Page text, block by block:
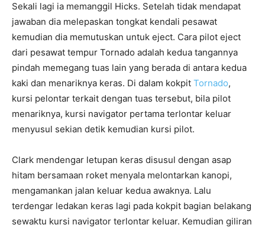
Sekali lagi ia memanggil Hicks. Setelah tidak mendapat
jawaban dia melepaskan tongkat kendali pesawat
kemudian dia memutuskan untuk eject. Cara pilot eject
dari pesawat tempur Tornado adalah kedua tangannya
pindah memegang tuas lain yang berada di antara kedua
kaki dan menariknya keras. Di dalam kokpit Tornado,
kursi pelontar terkait dengan tuas tersebut, bila pilot
menariknya, kursi navigator pertama terlontar keluar
menyusul sekian detik kemudian kursi pilot.
Clark mendengar letupan keras disusul dengan asap
hitam bersamaan roket menyala melontarkan kanopi,
mengamankan jalan keluar kedua awaknya. Lalu
terdengar ledakan keras lagi pada kokpit bagian belakang
sewaktu kursi navigator terlontar keluar. Kemudian giliran